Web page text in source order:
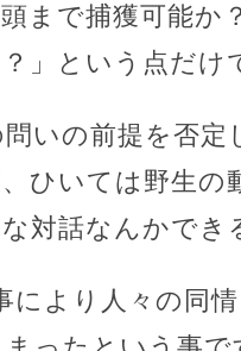
まで捕獲可能か
」という点だけ
いの前提を否
ひいては野生
対話なんかでき
により人々の同